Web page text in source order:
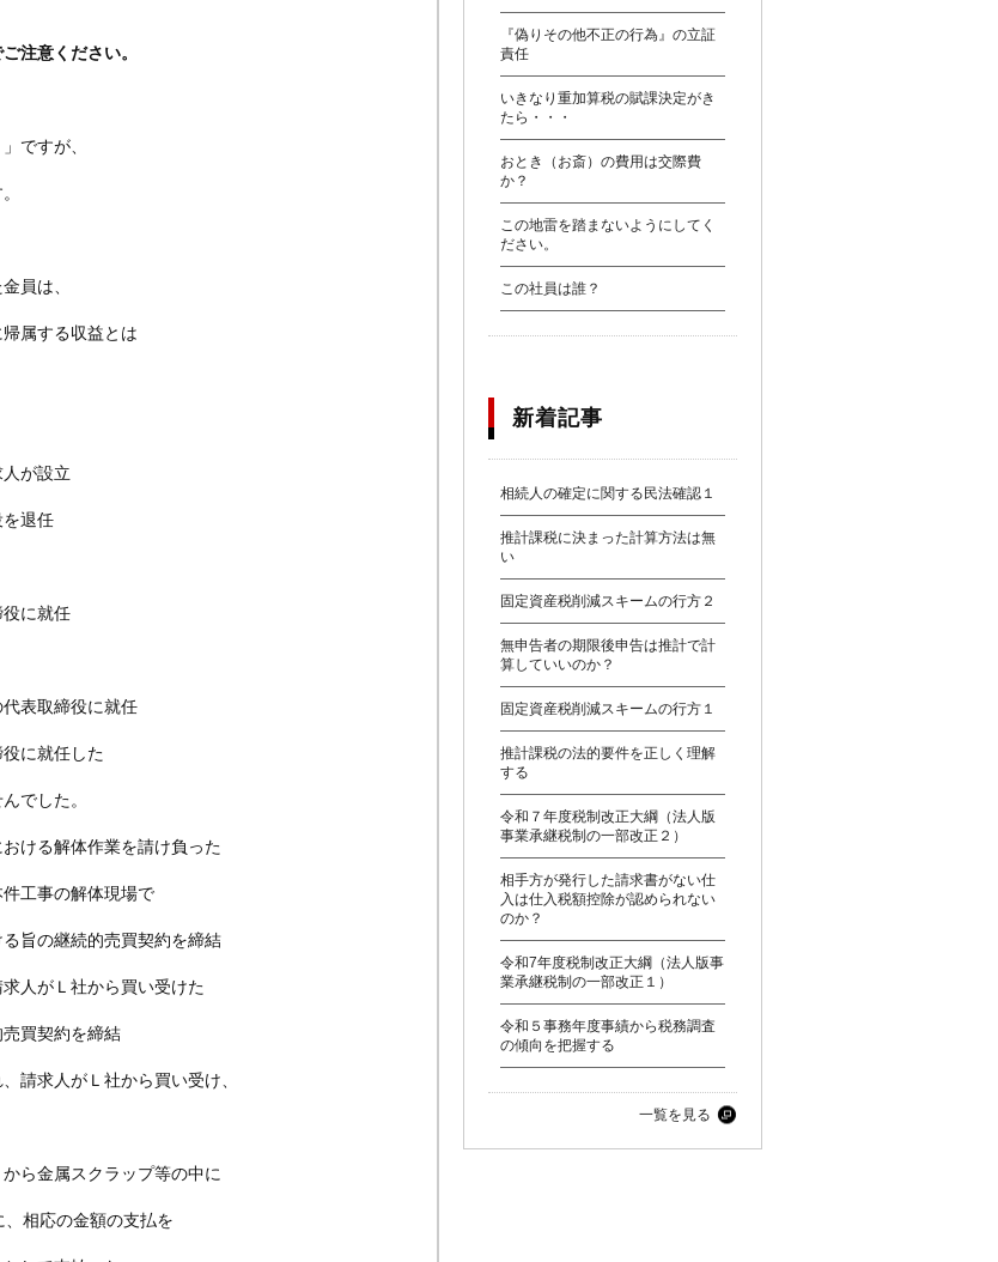
注意ください。
ですが、
員は、
属する収益とは
が設立
退任
に就任
表取締役に就任
に就任した
でした。
ける解体作業を請け負った
工事の解体現場で
旨の継続的売買契約を締結
人がＬ社から買い受けた
買契約を締結
請求人がＬ社から買い受け、
ら金属スクラップ等の中に
相応の金額の支払を
『偽りその他不正の行為』の立証
責任
いきなり重加算税の賦課決定がき
たら・・・
おとき（お斎）の費用は交際費
か？
この地雷を踏まないようにしてく
ださい。
この社員は誰？
新着記事
相続人の確定に関する民法確認１
推計課税に決まった計算方法は無
い
固定資産税削減スキームの行方２
無申告者の期限後申告は推計で計
算していいのか？
固定資産税削減スキームの行方１
推計課税の法的要件を正しく理解
する
令和７年度税制改正大綱（法人版
事業承継税制の一部改正２）
相手方が発行した請求書がない仕
入は仕入税額控除が認められない
のか？
令和7年度税制改正大綱（法人版事
業承継税制の一部改正１）
令和５事務年度事績から税務調査
の傾向を把握する
一覧を見る